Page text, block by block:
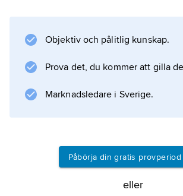
pejlingObjektiv och pålitlig kunskap.
Prova det, du kommer att gilla
Marknadsledare i Sverige.
Påbörja din gratis provperiod
eller